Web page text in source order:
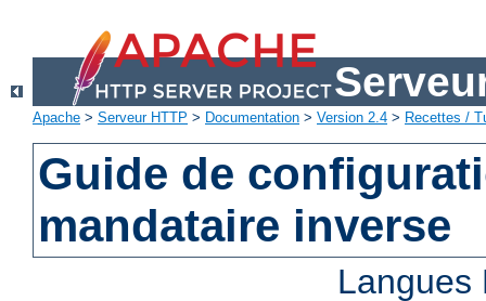
Apache > Serveur HTTP > Documentation > Version 2.4 > Recettes /
Guide de
mandataire inverse